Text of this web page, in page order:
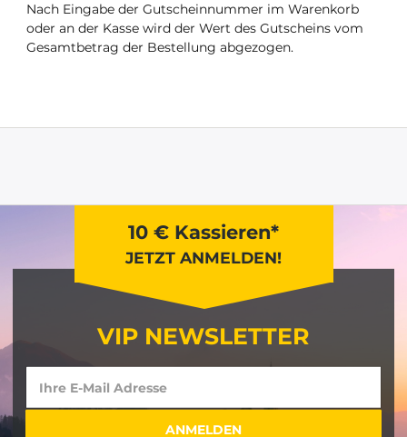
Nach Eingabe der Gutscheinnummer im Warenkorb
oder an der Kasse wird der Wert des Gutscheins vom
Gesamtbetrag der Bestellung abgezogen.
10 € Kassieren*
JETZT ANMELDEN!
VIP NEWSLETTER